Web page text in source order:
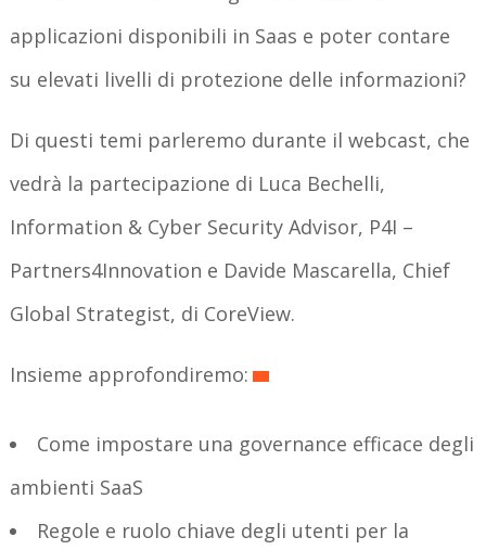
applicazioni disponibili in Saas e poter contare
su elevati livelli di protezione delle informazioni?
Di questi temi parleremo durante il webcast, che
vedrà la partecipazione di Luca Bechelli,
Information & Cyber Security Advisor, P4I –
Partners4Innovation e Davide Mascarella, Chief
Global Strategist, di CoreView.
Insieme approfondiremo:
Come impostare una governance efficace degli
ambienti SaaS
Regole e ruolo chiave degli utenti per la